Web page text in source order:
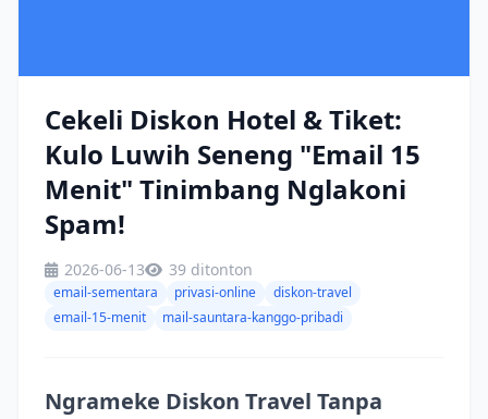
Cekeli Diskon Hotel & Tiket:
Kulo Luwih Seneng "Email 15
Menit" Tinimbang Nglakoni
Spam!
2026-06-13 39 ditonton
email-sementara privasi-online
diskon-travel
email-15-menit
mail-sauntara-kanggo-pribadi
Ngrameke Diskon Travel Tanpa